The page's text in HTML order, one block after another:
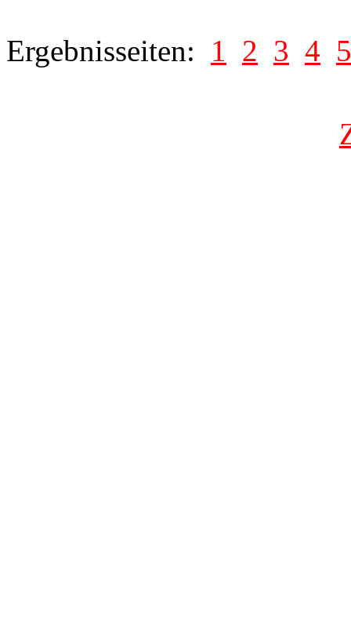
Ergebnisseiten: 1 2 3 4 5